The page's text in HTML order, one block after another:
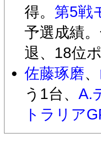
得。 第5戦
予選成績
退、18位
佐藤琢磨、
う1台、 A.
トラリア